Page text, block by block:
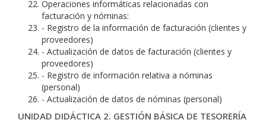
Operaciones informáticas relacionadas con
facturación y nóminas:
- Registro de la información de facturación (clientes y
proveedores)
- Actualización de datos de facturación (clientes y
proveedores)
- Registro de información relativa a nóminas
(personal)
- Actualización de datos de nóminas (personal)
UNIDAD DIDÁCTICA 2. GESTIÓN BÁSICA DE TESORERÍA